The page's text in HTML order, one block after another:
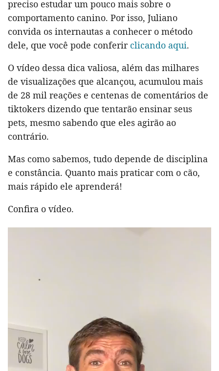
preciso estudar um pouco mais sobre o
comportamento canino. Por isso, Juliano
convida os internautas a conhecer o método
dele, que você pode conferir clicando aqui.
O vídeo dessa dica valiosa, além das milhares
de visualizações que alcançou, acumulou mais
de 28 mil reações e centenas de comentários de
tiktokers dizendo que tentarão ensinar seus
pets, mesmo sabendo que eles agirão ao
contrário.
Mas como sabemos, tudo depende de disciplina
e constância. Quanto mais praticar com o cão,
mais rápido ele aprenderá!
Confira o vídeo.